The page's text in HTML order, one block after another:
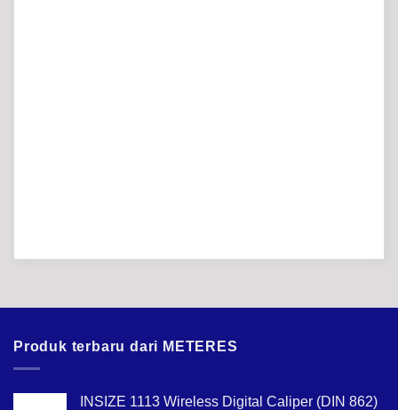
Produk terbaru dari METERES
INSIZE 1113 Wireless Digital Caliper (DIN 862)